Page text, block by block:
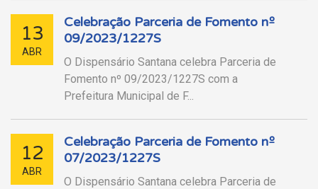
13
ABR
Celebração Parceria de Fomento nº
09/2023/1227S
O Dispensário Santana celebra Parceria de
Fomento nº 09/2023/1227S com a
Prefeitura Municipal de F...
12
ABR
Celebração Parceria de Fomento nº
07/2023/1227S
O Dispensário Santana celebra Parceria de